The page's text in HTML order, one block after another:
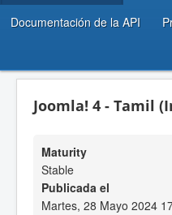
Documentación de la API
Joomla! 4 - Tamil
Maturity
Stable
Publicada el
Martes, 28 Mayo 2024